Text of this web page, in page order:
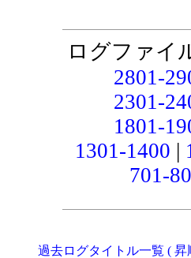
ログファイ
2801-
2301-
1801-
1301-1400 |
701-
過去ログタイトル一覧 ( 昇